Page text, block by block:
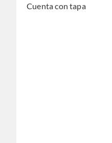
Cuenta con tapa